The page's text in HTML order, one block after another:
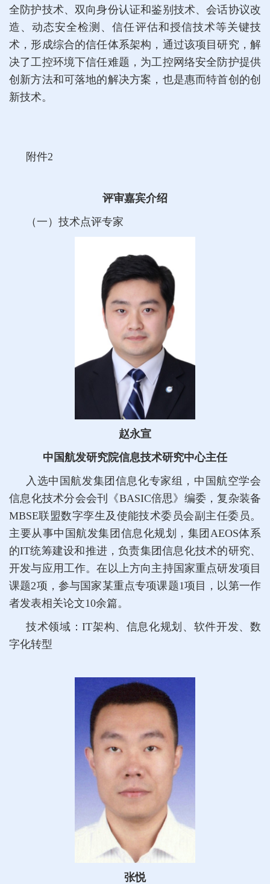
全防护技术、双向身份认证和鉴别技术、会话协议改
造、动态安全检测、信任评估和授信技术等关键技
术，形成综合的信任体系架构，通过该项目研究，解
决了工控环境下信任难题，为工控网络安全防护提供
创新方法和可落地的解决方案，也是惠而特首创的创
新技术。
附件2
评审嘉宾介绍
（一）技术点评专家
赵永宣
中国航发研究院信息技术研究中心主任
入选中国航发集团信息化专家组，中国航空学会
信息化技术分会会刊《BASIC倍思》编委，复杂装备
MBSE联盟数字孪生及使能技术委员会副主任委员。
主要从事中国航发集团信息化规划，集团AEOS体系
的IT统筹建设和推进，负责集团信息化技术的研究、
开发与应用工作。在以上方向主持国家重点研发项目
课题2项，参与国家某重点专项课题1项目，以第一作
者发表相关论文10余篇。
技术领域：IT架构、信息化规划、软件开发、数
字化转型
张悦